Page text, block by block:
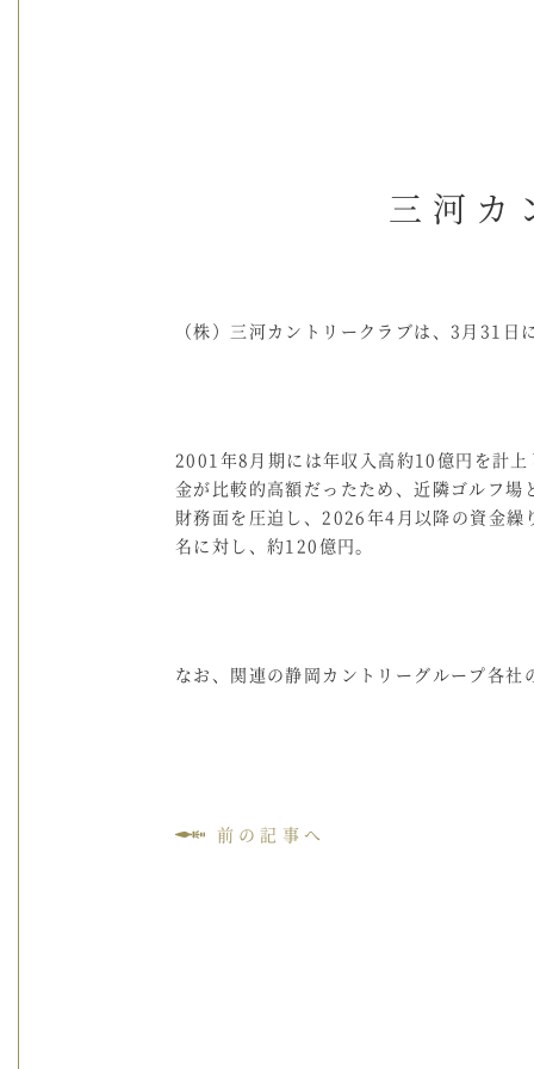
三河カ
（株）三河カントリークラブは、3月31
2001年8月期には年収入高約10億円を計
金が比較的高額だったため、近隣ゴルフ
財務面を圧迫し、2026年4月以降の資金
名に対し、約120億円。
なお、関連の静岡カントリーグループ各
前の記事へ